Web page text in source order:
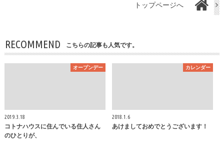
トップページへ
RECOMMEND こちらの記事も人気です。
オープンデー
2019.3.18
コトナハウスに住んでいる住人さん
のひとりが、
カレンダー
2018.1.6
あけましておめでとうございます！